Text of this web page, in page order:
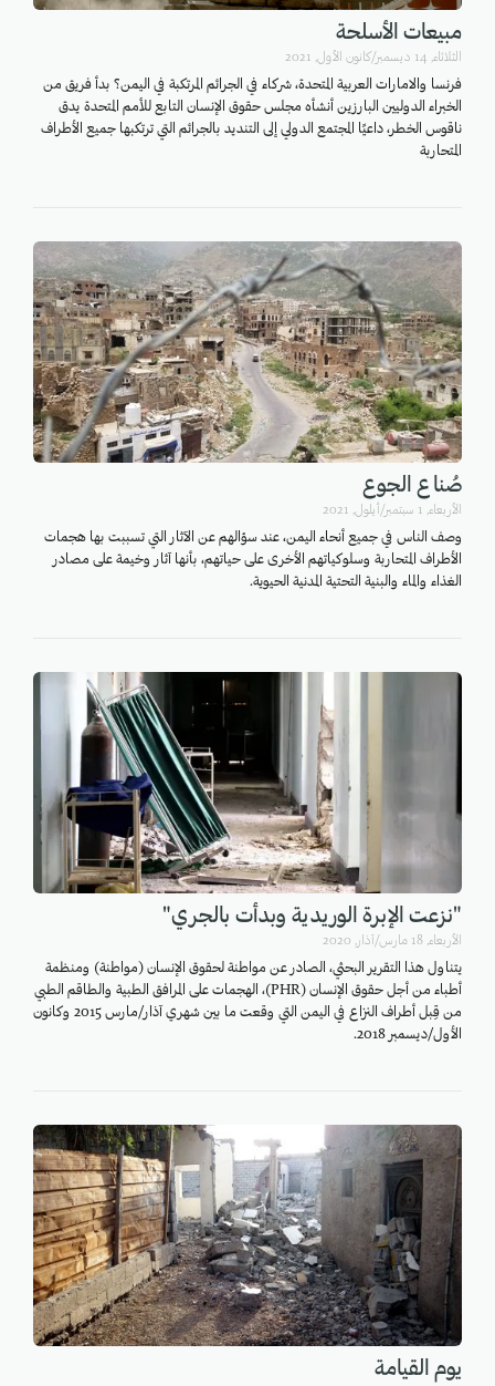
مبيعات الأسلحة
الثلاثاء, 14 ديسمبر/كانون الأول, 2021
فرنسا والامارات العربية المتحدة، شركاء في الجرائم المرتكبة في اليمن؟ بدأ فريق من
الخبراء الدوليين البارزين أنشأه مجلس حقوق الإنسان التابع للأمم المتحدة يدق
ناقوس الخطر، داعيًا المجتمع الدولي إلى التنديد بالجرائم التي ترتكبها جميع الأطراف
المتحاربة
صُناع الجوع
اﻷربعاء, 1 سبتمبر/أيلول, 2021
وصف الناس في جميع أنحاء اليمن، عند سؤالهم عن الآثار التي تسببت بها هجمات
الأطراف المتحاربة وسلوكياتهم الأخرى على حياتهم، بأنها آثار وخيمة على مصادر
الغذاء والماء والبنية التحتية المدنية الحيوية.
"نزعت الإبرة الوريدية وبدأت بالجري"
اﻷربعاء, 18 مارس/آذار, 2020
يتناول هذا التقرير البحثي، الصادر عن مواطنة لحقوق الإنسان (مواطنة) ومنظمة
أطباء من أجل حقوق الإنسان (PHR)، الهجمات على المرافق الطبية والطاقم الطبي
من قِبل أطراف النزاع في اليمن التي وقعت ما بين شهري آذار/مارس 2015 وكانون
الأول/ديسمبر 2018.
يوم القيامة